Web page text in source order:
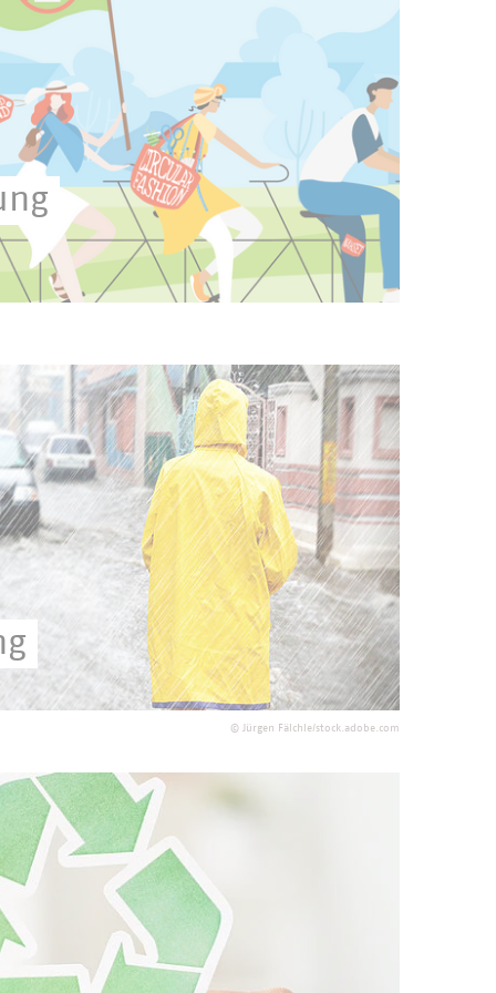
gar nicht erst entsteht.
städtische Infrastrukturen.
© Jürgen Fälchle/stock.adobe.com